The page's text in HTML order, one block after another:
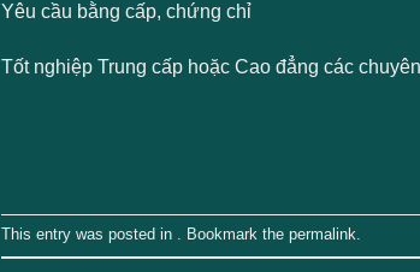
Yêu cầu bằng cấp, chứng chỉ
Tốt nghiệp Trung cấp hoặc Cao đẳng các
This entry was posted in . Bookmark the permalink.